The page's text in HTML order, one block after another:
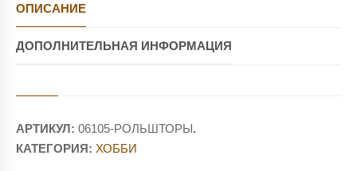
ОПИСАНИЕ
ДОПОЛНИТЕЛЬНАЯ ИНФОРМАЦИЯ
АРТИКУЛ: 06105-РОЛЬШТОРЫ.
КАТЕГОРИЯ: ХОББИ